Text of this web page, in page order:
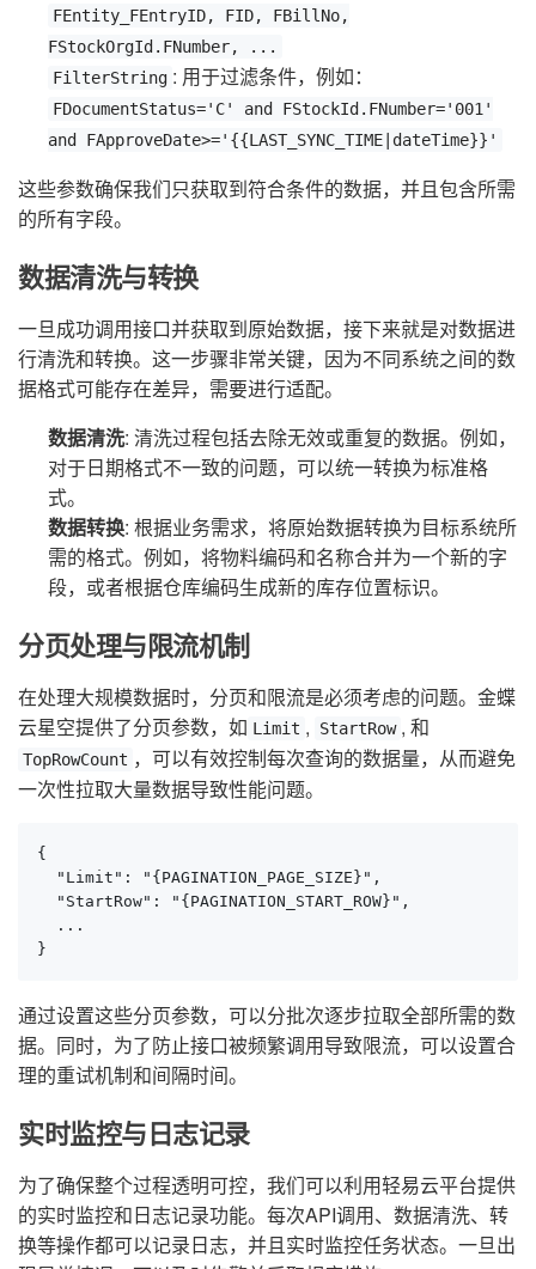
FEntity_FEntryID, FID, FBillNo,
FStockOrgId.FNumber, ...
FilterString : 用于过滤条件，例如：
FDocumentStatus='C' and FStockId.FNumber='001'
and FApproveDate>='{{LAST_SYNC_TIME|dateTime}}'
这些参数确保我们只获取到符合条件的数据，并且包含所需
的所有字段。
数据清洗与转换
一旦成功调用接口并获取到原始数据，接下来就是对数据进
行清洗和转换。这一步骤非常关键，因为不同系统之间的数
据格式可能存在差异，需要进行适配。
数据清洗: 清洗过程包括去除无效或重复的数据。例如，
对于日期格式不一致的问题，可以统一转换为标准格
式。
数据转换: 根据业务需求，将原始数据转换为目标系统所
需的格式。例如，将物料编码和名称合并为一个新的字
段，或者根据仓库编码生成新的库存位置标识。
分页处理与限流机制
在处理大规模数据时，分页和限流是必须考虑的问题。金蝶
云星空提供了分页参数，如 Limit , StartRow , 和
TopRowCount ，可以有效控制每次查询的数据量，从而避免
一次性拉取大量数据导致性能问题。
{
  "Limit": "{PAGINATION_PAGE_SIZE}",
  "StartRow": "{PAGINATION_START_ROW}",
  ...
}
通过设置这些分页参数，可以分批次逐步拉取全部所需的数
据。同时，为了防止接口被频繁调用导致限流，可以设置合
理的重试机制和间隔时间。
实时监控与日志记录
为了确保整个过程透明可控，我们可以利用轻易云平台提供
的实时监控和日志记录功能。每次API调用、数据清洗、转
换等操作都可以记录日志，并且实时监控任务状态。一旦出